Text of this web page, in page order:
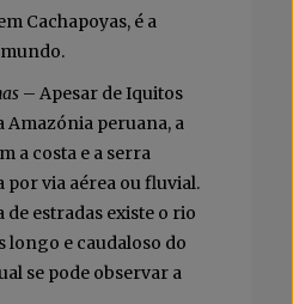
Cachapoyas, é a
– Apesar de Iquitos
Amazónia peruana, a
a costa e a serra
por via aérea ou fluvial.
estradas existe o rio
longo e caudaloso do
se pode observar a